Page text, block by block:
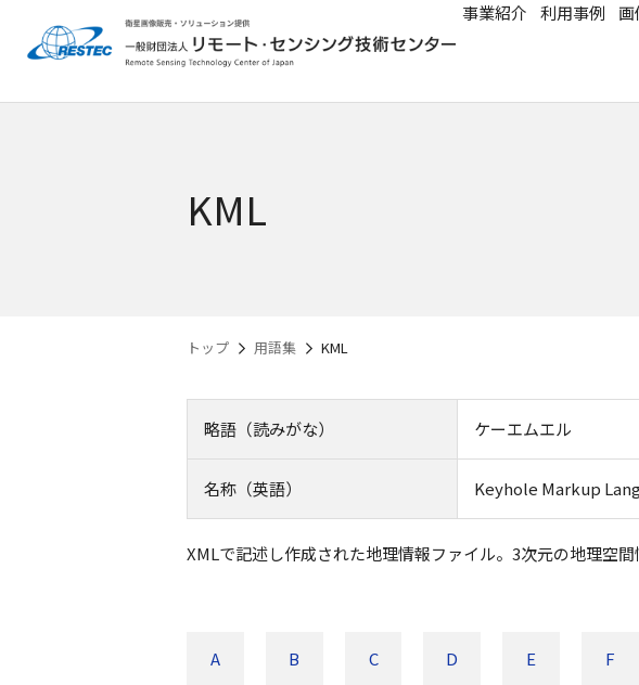
事業紹介 利用事例
KML
トップ 用語集 KML
略語（読みがな） ケーエムエル
名称（英語） Keyhole Markup
XMLで記述し作成された地理情報ファイル。3次元の地理空
A B C D E F